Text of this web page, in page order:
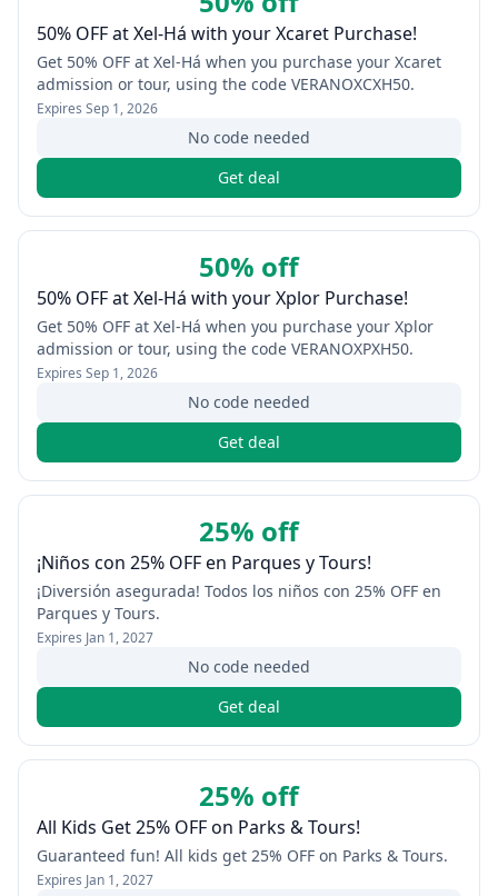
50% OFF at Xel-Há with your Xcaret Purchase!
Get 50% OFF at Xel-Há when you purchase your Xcaret
admission or tour, using the code VERANOXCXH50.
Expires Sep 1, 2026
No code needed
Get deal
50% off
50% OFF at Xel-Há with your Xplor Purchase!
Get 50% OFF at Xel-Há when you purchase your Xplor
admission or tour, using the code VERANOXPXH50.
Expires Sep 1, 2026
No code needed
Get deal
25% off
¡Niños con 25% OFF en Parques y Tours!
¡Diversión asegurada! Todos los niños con 25% OFF en
Parques y Tours.
Expires Jan 1, 2027
No code needed
Get deal
25% off
All Kids Get 25% OFF on Parks & Tours!
Guaranteed fun! All kids get 25% OFF on Parks & Tours.
Expires Jan 1, 2027